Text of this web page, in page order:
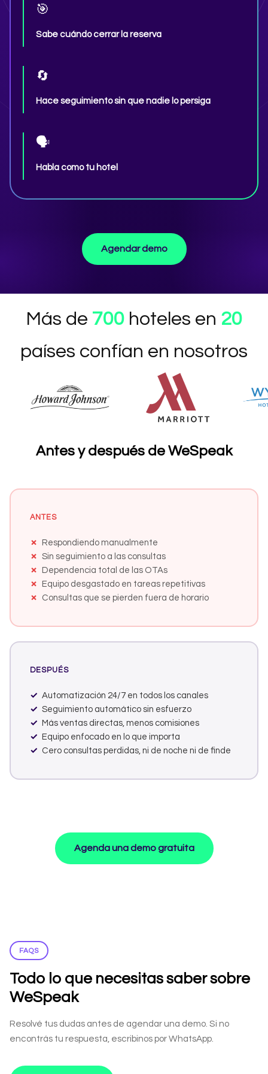
🎯
Sabe cuándo cerrar la reserva
🔄
Hace seguimiento sin que nadie lo persiga
🗣️
Habla como tu hotel
Agendar demo
Más de 700 hoteles en 20
países confían en nosotros
Antes y después de WeSpeak
ANTES
Respondiendo manualmente
Sin seguimiento a las consultas
Dependencia total de las OTAs
Equipo desgastado en tareas repetitivas
Consultas que se pierden fuera de horario
DESPUÉS
Automatización 24/7 en todos los canales
Seguimiento automático sin esfuerzo
Más ventas directas, menos comisiones
Equipo enfocado en lo que importa
Cero consultas perdidas, ni de noche ni de finde
Agenda una demo gratuita
FAQS
Todo lo que necesitas saber sobre
WeSpeak
Resolvé tus dudas antes de agendar una demo. Si no
encontrás tu respuesta, escribinos por WhatsApp.